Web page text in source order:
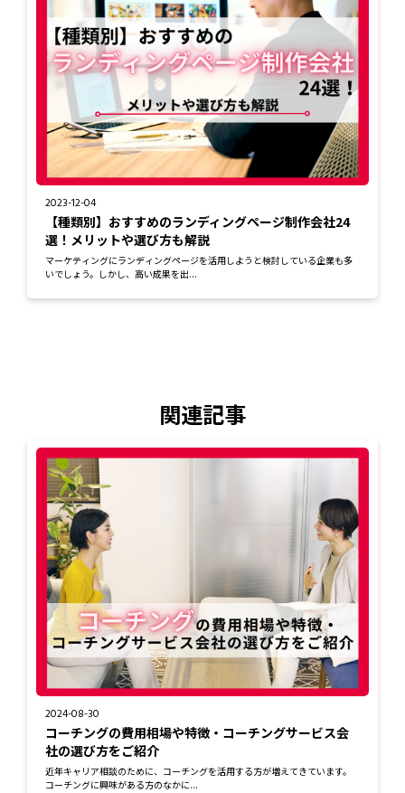
2023-12-04
【種類別】おすすめのランディングページ制作会社24
選！メリットや選び方も解説
マーケティングにランディングページを活用しようと検討している企業も多
いでしょう。しかし、高い成果を出...
関連記事
2024-08-30
コーチングの費用相場や特徴・コーチングサービス会
社の選び方をご紹介
近年キャリア相談のために、コーチングを活用する方が増えてきています。
コーチングに興味がある方のなかに...